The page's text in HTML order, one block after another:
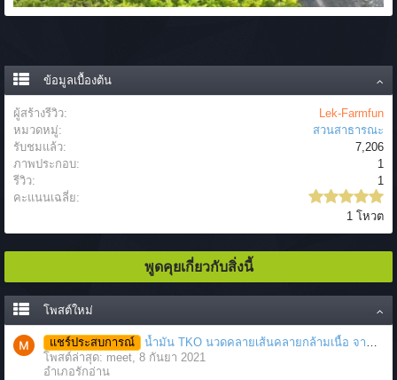
ข้อมูลเบื้องต้น
ผู้สร้างรีวิว:
Lek-Farmfun
หมวดหมู่:
สวนสาธารณะ
รับชมแล้ว:
7,206
ภาพประกอบ:
1
รีวิว:
1
คะแนนเฉลี่ย:
1 โหวต
พูดคุยเกี่ยวกับสิ่งนี้
โพสต์ใหม่
แชร์ประสบการณ์
น้ำมัน TKO นวดคลายเส้นคลายกล้ามเนื้อ จากภาวะตึงหรือเคล็ด บาดเจ็บ ได้อย่างฉับพลัน
โพสต์ล่าสุด: meet, 8 กันยา 2021
อำเภอรักอ่าน